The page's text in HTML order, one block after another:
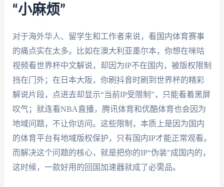
“小麻烦”
对于海外华人、留学生和工作者来说，看国内体育赛事
的痛点实在太多。比如在澳大利亚墨尔本，你想在咪咕
视频看世界杯中文解说，却因为IP不在国内，被版权限制
挡在门外；在日本大阪，你刷抖音时刷到世界杯的精彩
解说片段，点进去却显示“当前IP受限制”，只能看着黑屏
叹气；就连看NBA直播，腾讯体育和优酷体育也会因为
地域问题，不让你访问。这些限制，本质上是因为国内
的体育平台有地域版权保护，只有国内IP才能正常观看。
而解决这个问题的核心，就是把你的IP“伪装”成国内的，
这时候，一款好用的回国加速器就成了必需品。